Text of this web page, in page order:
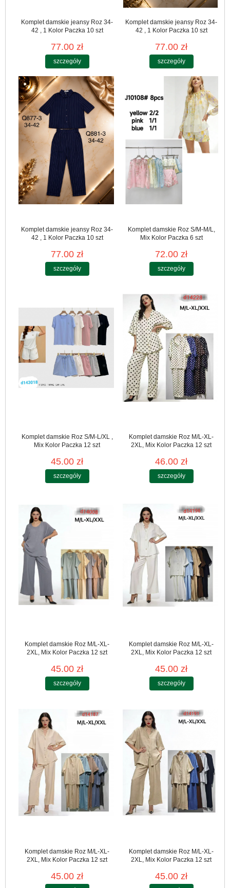
Komplet damskie jeansy Roz 34-
42 , 1 Kolor Paczka 10 szt
77.00 zł
szczegóły
Komplet damskie jeansy Roz 34-
42 , 1 Kolor Paczka 10 szt
77.00 zł
szczegóły
Komplet damskie jeansy Roz 34-
42 , 1 Kolor Paczka 10 szt
77.00 zł
szczegóły
Komplet damskie Roz S/M-M/L,
Mix Kolor Paczka 6 szt
72.00 zł
szczegóły
Komplet damskie Roz S/M-L/XL ,
Mix Kolor Paczka 12 szt
45.00 zł
szczegóły
Komplet damskie Roz M/L-XL-
2XL, Mix Kolor Paczka 12 szt
46.00 zł
szczegóły
Komplet damskie Roz M/L-XL-
2XL, Mix Kolor Paczka 12 szt
45.00 zł
szczegóły
Komplet damskie Roz M/L-XL-
2XL, Mix Kolor Paczka 12 szt
45.00 zł
szczegóły
Komplet damskie Roz M/L-XL-
2XL, Mix Kolor Paczka 12 szt
45.00 zł
Komplet damskie Roz M/L-XL-
2XL, Mix Kolor Paczka 12 szt
45.00 zł